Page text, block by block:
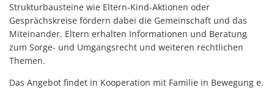
Strukturbausteine wie Eltern-Kind-Aktionen oder
Gesprächskreise fördern dabei die Gemeinschaft und das
Miteinander. Eltern erhalten Informationen und Beratung
zum Sorge- und Umgangsrecht und weiteren rechtlichen
Themen.
Das Angebot findet in Kooperation mit Familie in Bewegung e.